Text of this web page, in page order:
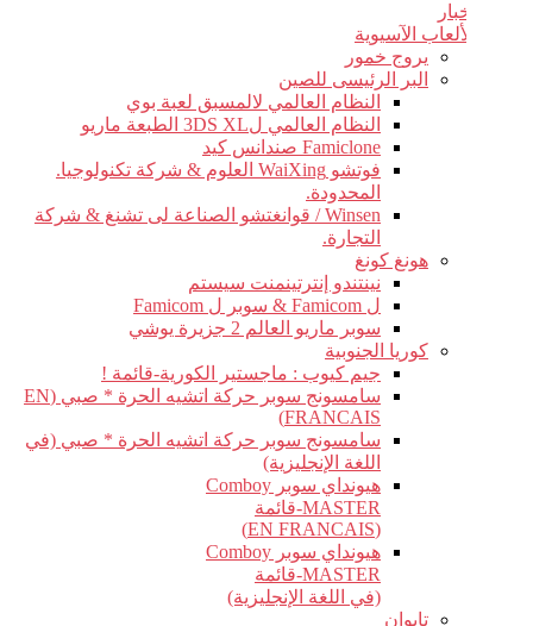
أخبار
الألعاب الآسيوية
يروج خمور
البر الرئيسى للصين
النظام العالمي لالمسبق لعبة بوي
النظام العالمي ل3DS XL الطبعة ماريو
Famiclone صندانس كيد
فوتشو WaiXing العلوم & شركة تكنولوجيا.
المحدودة.
Winsen / قوانغتشو الصناعة لى تشنغ & شركة
التجارة.
هونغ كونغ
نينتندو إنترتينمنت سيستم
ل Famicom & سوبر ل Famicom
سوبر ماريو العالم 2 جزيرة يوشي
كوريا الجنوبية
جيم كيوب : ماجستير الكورية-قائمة !
سامسونج سوبر حركة اتشيه الحرة * صبي (EN
FRANCAIS)
سامسونج سوبر حركة اتشيه الحرة * صبي (في
اللغة الإنجليزية)
هيونداي سوبر Comboy
MASTER-قائمة
(EN FRANCAIS)
هيونداي سوبر Comboy
MASTER-قائمة
(في اللغة الإنجليزية)
تايوان